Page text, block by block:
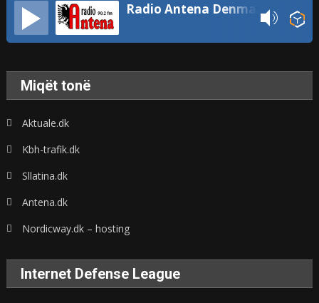
Radio Antena Denmark
Miqët tonë
Aktuale.dk
Kbh-trafik.dk
Sllatina.dk
Antena.dk
Nordicway.dk – hosting
Internet Defense League